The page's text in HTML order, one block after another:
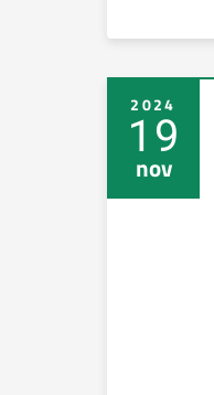
2024
19
nov